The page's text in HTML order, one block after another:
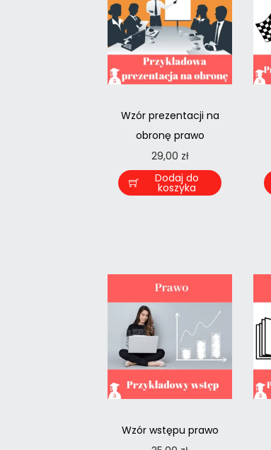
Wzór prezentacji na
obronę prawo
29,00 zł
Dodaj do
koszyka
Wzór wstępu prawo